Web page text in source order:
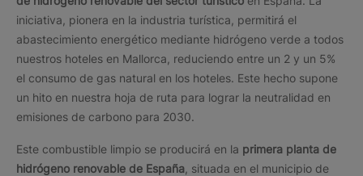
iniciativa, pionera en la industria turística, permitirá el
abastecimiento energético mediante hidrógeno verde a todos
nuestros hoteles en Mallorca, reduciendo entre un 2 y un 5%
el consumo de gas natural en los hoteles. Este hecho supone
un hito en nuestra hoja de ruta para lograr la neutralidad en
emisiones de carbono para 2030.
Este combustible limpio se producirá en la primera planta de
hidrógeno renovable de España , situada en el municipio de